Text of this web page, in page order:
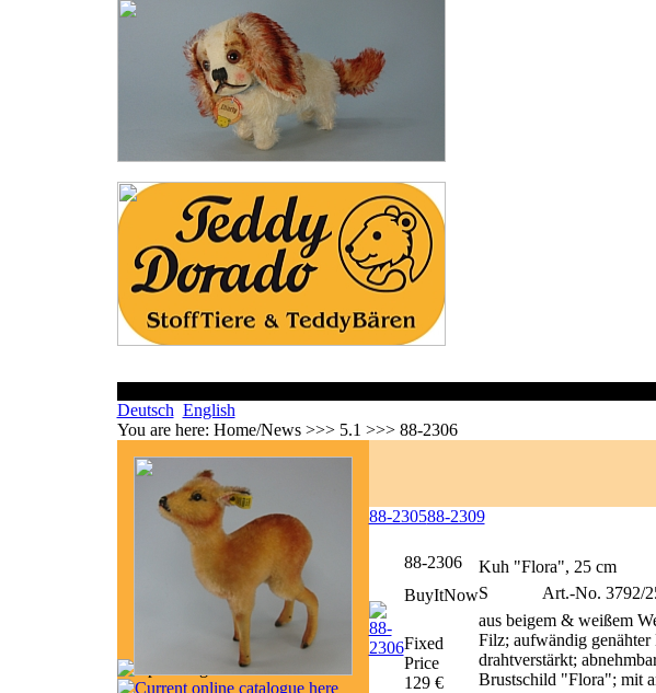
Deutsch English
You are here: Home/News >>> 5.1 >>> 88-2306
88-230588-2309
88-2306 Kuh "Flora", 25 cm
S
Art.-No. 3792/
aus beigem & weißem
Filz; aufwändig genähter
drahtverstärkt;
Brustschild "Flora"; mit
BuyItNow
Fixed
Price
129 €